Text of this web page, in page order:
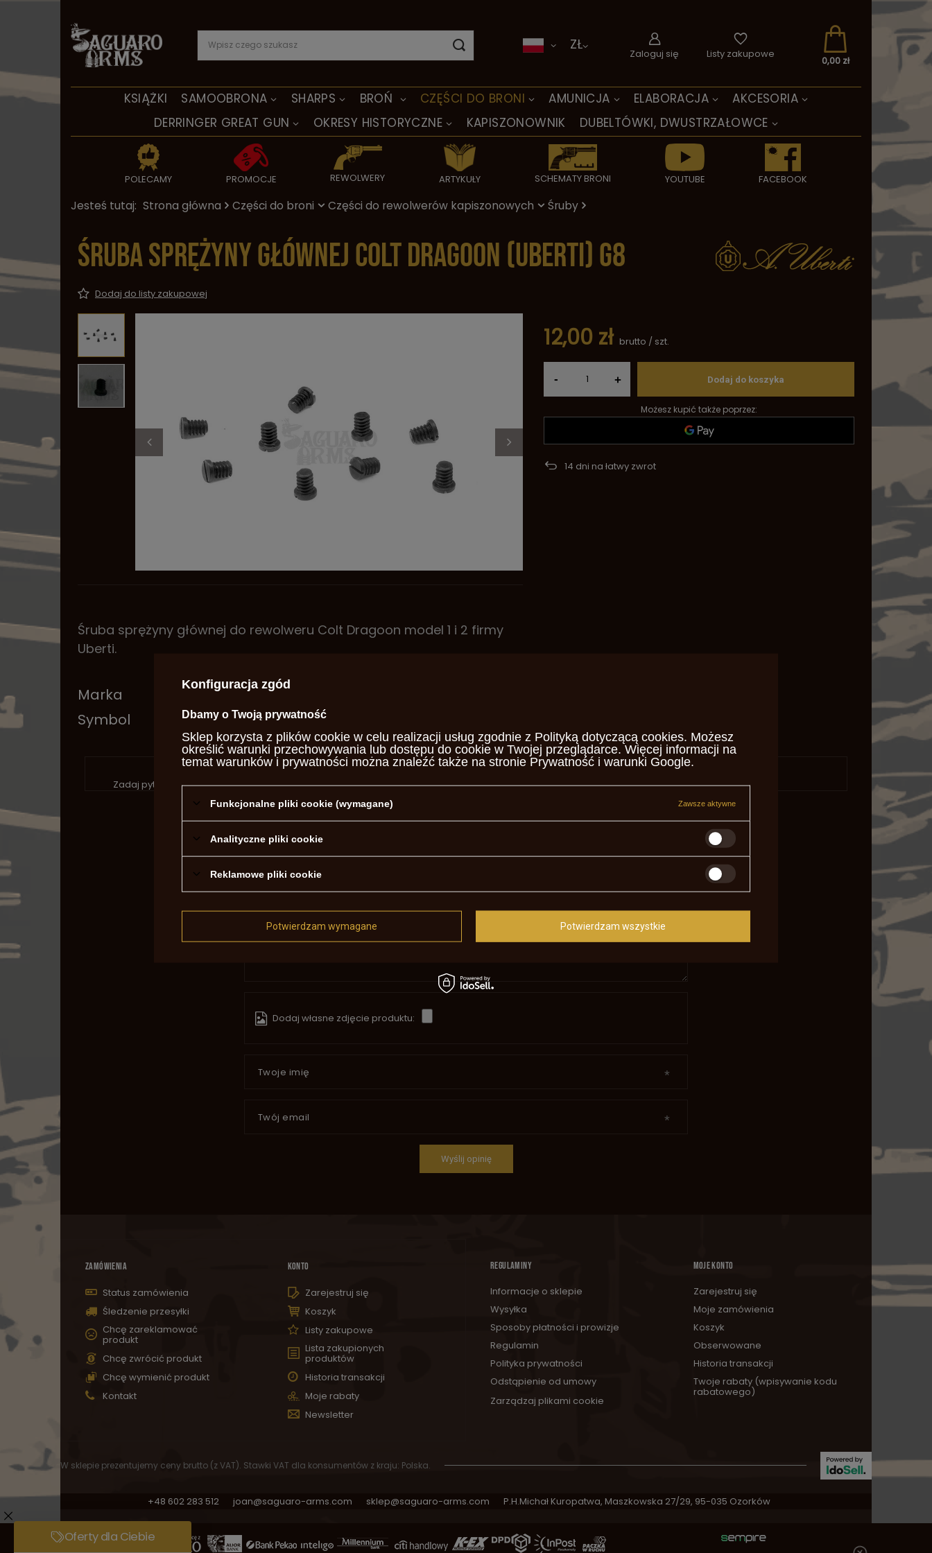
KSIĄŻKI SAMOOBRONA SHARPS BROŃ CZĘŚCI DO BRONI AMUNICJA ELABORACJA
AKCESORIA
DERRINGER GREAT GUN
OKRESY HISTORYCZNE KAPISZONOWNIK DUBELTÓWKI, DWUSTRZAŁOWCE
POLECAMY PROMOCJE REWOLWERY ARTYKUŁY SCHEMATY BRONI YOUTUBE FACEBOOK
ZŁ
Zaloguj się Listy zakupowe
0,00 zł
Jesteś tutaj: Strona główna Części do broni Części do rewolwerów kapiszonowych Śruby
Śruba sprężyny głównej Colt Dragoon (Uberti) G8
Dodaj do listy zakupowej
12,00 zł brutto / szt.
- + Dodaj do koszyka
Możesz kupić także poprzez:
14 dni na łatwy zwrot
Śruba sprężyny głównej do rewolweru Colt Dragoon model 1 i 2 firmy
Uberti.
Marka
Uberti
Symbol
SA1447 (G8)
Potrzebujesz pomocy? Masz pytania?
Zadaj pytanie a my odpowiemy niezwłocznie, najciekawsze pytania i odpowiedzi publikując dla innych.
5/5
Treść twojej opinii
Dodaj własne zdjęcie produktu:
Twoje imię
Twój email
Wyślij opinię
ZAMÓWIENIA
Status zamówienia
Śledzenie przesyłki
Chcę zareklamować
produkt
Chcę zwrócić produkt
Chcę wymienić produkt
Kontakt
KONTO
Zarejestruj się
Koszyk
Listy zakupowe
Lista zakupionych
produktów
Historia transakcji
Moje rabaty
Newsletter
REGULAMINY
Informacje o sklepie
Wysyłka
Sposoby płatności i prowizje
Regulamin
Polityka prywatności
Odstąpienie od umowy
Zarządzaj plikami cookie
MOJE KONTO
Zarejestruj się
Moje zamówienia
Koszyk
Obserwowane
Historia transakcji
Twoje rabaty (wpisywanie kodu
rabatowego)
W sklepie prezentujemy ceny brutto (z VAT). Stawki VAT dla konsumentów z kraju: Polska.
+48 602 283 512 joan@saguaro-arms.com sklep@saguaro-arms.com P.H.Michał Kuropatwa, Maszkowska 27/29, 95-035 Ozorków
Konfiguracja zgód
Dbamy o Twoją prywatność
Sklep korzysta z plików cookie w celu realizacji usług zgodnie z Polityką dotyczącą cookies. Możesz
określić warunki przechowywania lub dostępu do cookie w Twojej przeglądarce. Więcej informacji na
temat warunków i prywatności można znaleźć także na stronie Prywatność i warunki Google.
Funkcjonalne pliki cookie (wymagane) Zawsze aktywne
Analityczne pliki cookie
Reklamowe pliki cookie
Potwierdzam wymagane Potwierdzam wszystkie